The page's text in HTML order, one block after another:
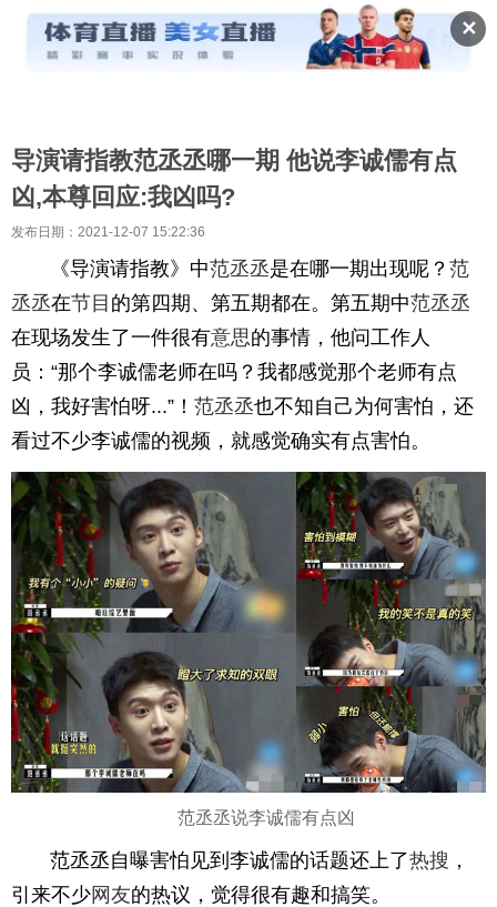
✕
导演请指教范丞丞哪一期 他说李诚儒有点
凶,本尊回应:我凶吗?
发布日期：2021-12-07 15:22:36
《导演请指教》中范丞丞是在哪一期出现呢？范
丞丞在节目 的第四期、第五期都在。第五期中范丞丞
在现场发生了一件很有意思的事情，他问工作人
员：“那个李诚儒老师在吗？我都感觉那个老师有点
凶，我好害怕呀...”！ 范丞丞也不知自己为何害怕，还
看过不少李诚儒的视频，就感觉确实有点害怕。
范丞丞说李诚儒有点凶
范丞丞自曝害怕见到李诚儒的话题还上了热搜 ，
引来不少网友的热议，觉得很有趣和搞笑。